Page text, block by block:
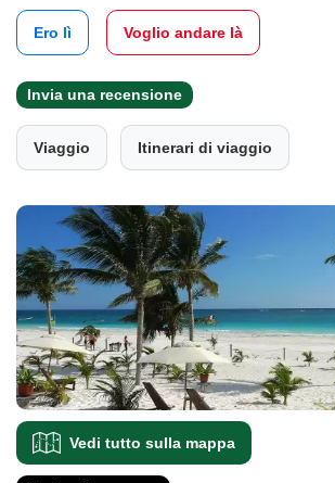
Ero lì Voglio andare là
Invia una recensione
Viaggio Itinerari di viaggio
Vedi tutto sulla mappa